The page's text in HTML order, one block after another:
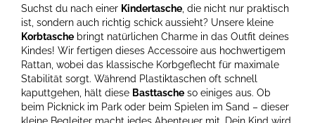
Suchst du nach einer Kindertasche , die nicht nur praktisch
ist, sondern auch richtig schick aussieht? Unsere kleine
Korbtasche bringt natürlichen Charme in das Outfit deines
Kindes! Wir fertigen dieses Accessoire aus hochwertigem
Rattan, wobei das klassische Korbgeflecht für maximale
Stabilität sorgt. Während Plastiktaschen oft schnell
kaputtgehen, hält diese Basttasche so einiges aus. Ob
beim Picknick im Park oder beim Spielen im Sand – dieser